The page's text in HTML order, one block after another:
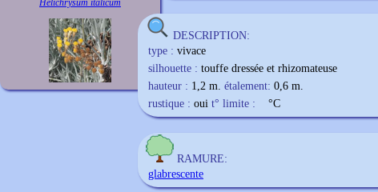
Helichrysum italicum
DESCRIPTION:
type : vivace
silhouette : touffe dressée et rhizomateuse
hauteur : 1,2 m. étalement: 0,6 m.
rustique : oui t° limite : °C
RAMURE:
glabrescente